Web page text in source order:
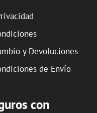
y Devoluciones
de Envío
con